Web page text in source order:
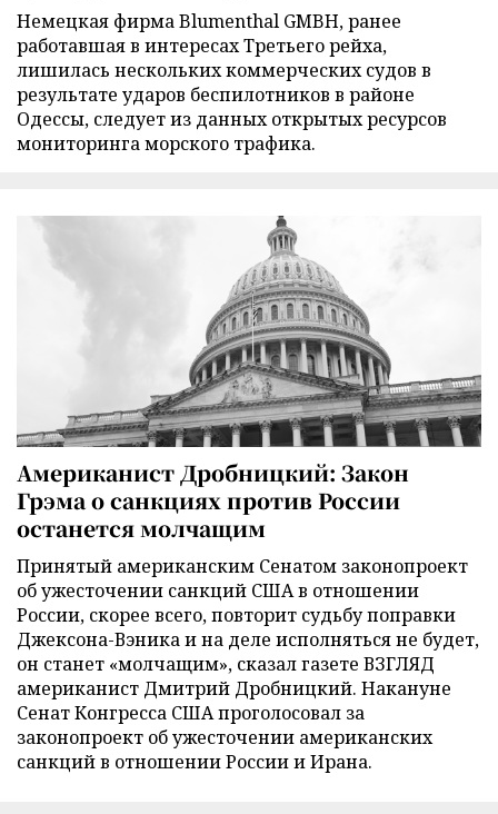
Немецкая фирма Blumenthal GMBH, ранее
работавшая в интересах Третьего рейха,
лишилась нескольких коммерческих судов в
результате ударов беспилотников в районе
Одессы, следует из данных открытых ресурсов
мониторинга морского трафика.
Американист Дробницкий: Закон
Грэма о санкциях против России
останется молчащим
Принятый американским Сенатом законопроект
об ужесточении санкций США в отношении
России, скорее всего, повторит судьбу поправки
Джексона-Вэника и на деле исполняться не будет,
он станет «молчащим», сказал газете ВЗГЛЯД
американист Дмитрий Дробницкий. Накануне
Сенат Конгресса США проголосовал за
законопроект об ужесточении американских
санкций в отношении России и Ирана.